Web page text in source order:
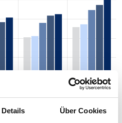
Details Über Cookies